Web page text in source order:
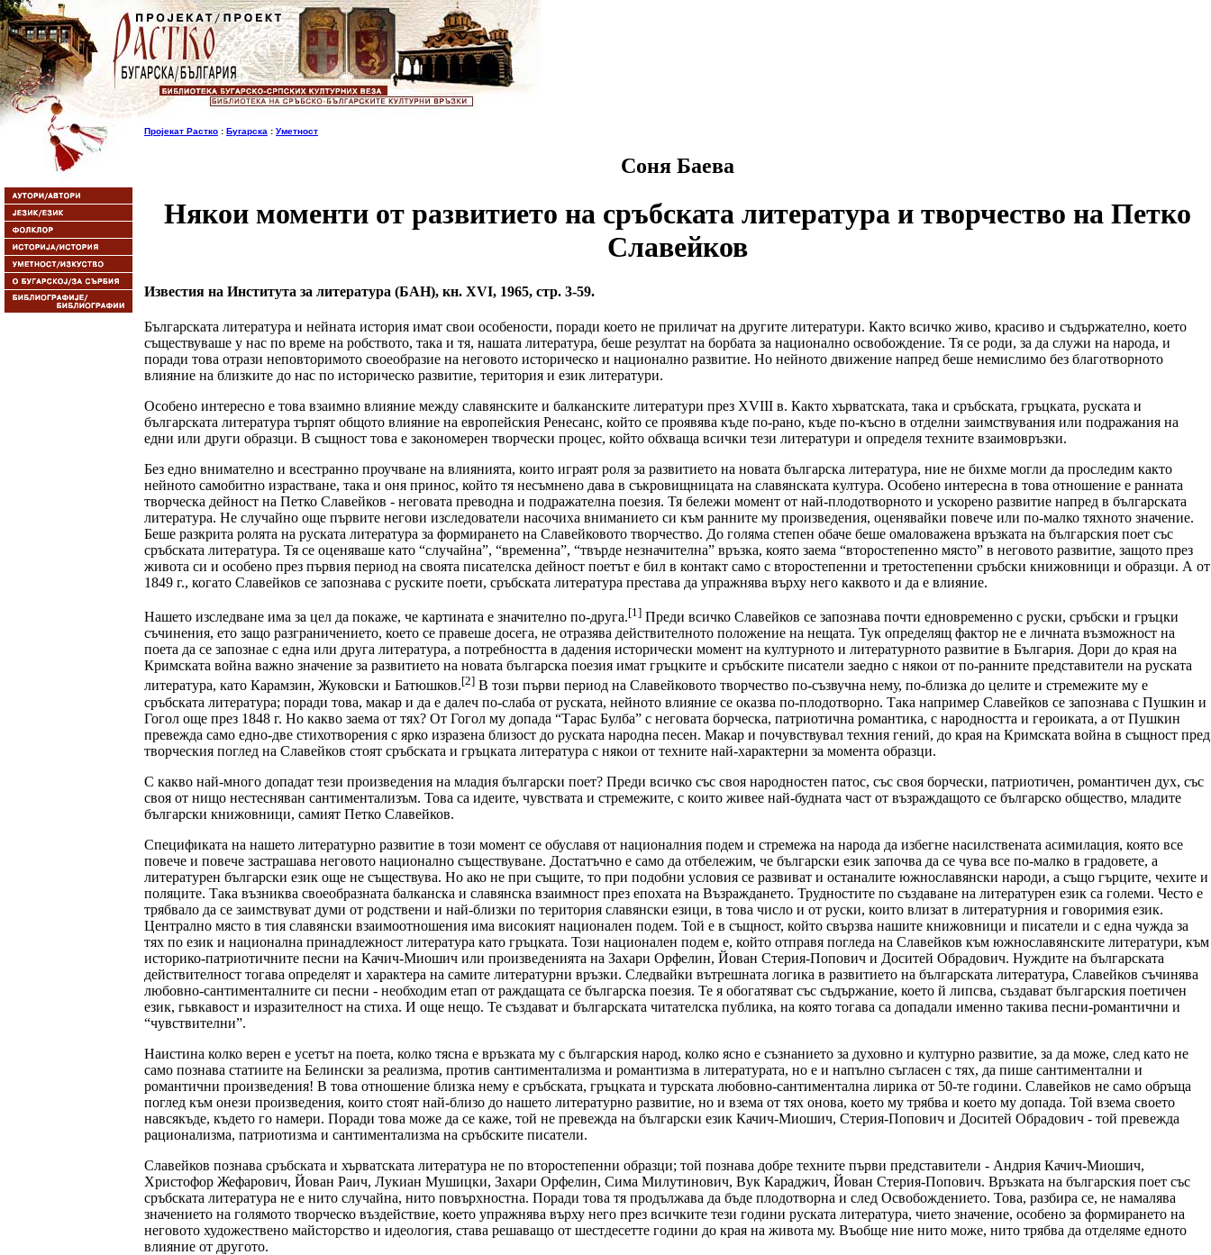
Пројекат Растко : Бугарска : Уметност
Соня Баева
Някои моменти от развитието на сръбската литература и творчество на Петко
Славейков
Известия на Института за литература (БАН), кн. XVI, 1965, стр. 3-59.
Българската литература и нейната история имат свои особености, поради което не приличат на другите литератури. Както всичко живо, красиво и съдържателно, което
съществуваше у нас по време на робството, така и тя, нашата литература, беше резултат на борбата за национално освобождение. Тя се роди, за да служи на народа, и
поради това отрази неповторимото своеобразие на неговото историческо и национално развитие. Но нейното движение напред беше немислимо без благотворното
влияние на близките до нас по историческо развитие, територия и език литератури.
Особено интересно е това взаимно влияние между славянските и балканските литератури през XVIII в. Както хърватската, така и сръбската, гръцката, руската и
българската литература търпят общото влияние на европейския Ренесанс, който се проявява къде по-рано, къде по-късно в отделни заимствувания или подражания на
едни или други образци. В същност това е закономерен творчески процес, който обхваща всички тези литератури и определя техните взаимовръзки.
Без едно внимателно и всестранно проучване на влиянията, които играят роля за развитието на новата българска литература, ние не бихме могли да проследим както
нейното самобитно израстване, така и оня принос, който тя несъмнено дава в съкровищницата на славянската култура. Особено интересна в това отношение е ранната
творческа дейност на Петко Славейков - неговата преводна и подражателна поезия. Тя бележи момент от най-плодотворното и ускорено развитие напред в българската
литература. Не случайно още първите негови изследователи насочиха вниманието си към ранните му произведения, оценявайки повече или по-малко тяхното значение.
Беше разкрита ролята на руската литература за формирането на Славейковото творчество. До голяма степен обаче беше омаловажена връзката на българския поет със
сръбската литература. Тя се оценяваше като “случайна”, “временна”, “твърде незначителна” връзка, която заема “второстепенно място” в неговото развитие, защото през
живота си и особено през първия период на своята писателска дейност поетът е бил в контакт само с второстепенни и третостепенни сръбски книжовници и образци. А от
1849 г., когато Славейков се запознава с руските поети, сръбската литература престава да упражнява върху него каквото и да е влияние.
Нашето изследване има за цел да покаже, че картината е значително по-друга.[1] Преди всичко Славейков се запознава почти едновременно с руски, сръбски и гръцки
съчинения, ето защо разграничението, което се правеше досега, не отразява действителното положение на нещата. Тук определящ фактор не е личната възможност на
поета да се запознае с една или друга литература, а потребността в дадения исторически момент на културното и литературното развитие в България. Дори до края на
Кримската война важно значение за развитието на новата българска поезия имат гръцките и сръбските писатели заедно с някои от по-ранните представители на руската
литература, като Карамзин, Жуковски и Батюшков.[2] В този първи период на Славейковото творчество по-съзвучна нему, по-близка до целите и стремежите му е
сръбската литература; поради това, макар и да е далеч по-слаба от руската, нейното влияние се оказва по-плодотворно. Така например Славейков се запознава с Пушкин и
Гогол още през 1848 г. Но какво заема от тях? От Гогол му допада “Тарас Булба” с неговата борческа, патриотична романтика, с народността и героиката, а от Пушкин
превежда само едно-две стихотворения с ярко изразена близост до руската народна песен. Макар и почувствувал техния гений, до края на Кримската война в същност пред
творческия поглед на Славейков стоят сръбската и гръцката литература с някои от техните най-характерни за момента образци.
С какво най-много допадат тези произведения на младия български поет? Преди всичко със своя народностен патос, със своя борчески, патриотичен, романтичен дух, със
своя от нищо нестесняван сантиментализъм. Това са идеите, чувствата и стремежите, с които живее най-будната част от възраждащото се българско общество, младите
български книжовници, самият Петко Славейков.
Спецификата на нашето литературно развитие в този момент се обуславя от националния подем и стремежа на народа да избегне насилствената асимилация, която все
повече и повече застрашава неговото национално съществуване. Достатъчно е само да отбележим, че български език започва да се чува все по-малко в градовете, а
литературен български език още не съществува. Но ако не при същите, то при подобни условия се развиват и останалите южнославянски народи, а също гърците, чехите и
поляците. Така възниква своеобразната балканска и славянска взаимност през епохата на Възраждането. Трудностите по създаване на литературен език са големи. Често е
трябвало да се заимствуват думи от родствени и най-близки по територия славянски езици, в това число и от руски, които влизат в литературния и говоримия език.
Централно място в тия славянски взаимоотношения има високият национален подем. Той е в същност, който свързва нашите книжовници и писатели и с една чужда за
тях по език и национална принадлежност литература като гръцката. Този национален подем е, който отправя погледа на Славейков към южнославянските литератури, към
историко-патриотичните песни на Качич-Миошич или произведенията на Захари Орфелин, Йован Стерия-Попович и Доситей Обрадович. Нуждите на българската
действителност тогава определят и характера на самите литературни връзки. Следвайки вътрешната логика в развитието на българската литература, Славейков съчинява
любовно-сантименталните си песни - необходим етап от раждащата се българска поезия. Те я обогатяват със съдържание, което й липсва, създават българския поетичен
език, гьвкавост и изразителност на стиха. И още нещо. Те създават и българската читателска публика, на която тогава са допадали именно такива песни-романтични и
“чувствителни”.
Наистина колко верен е усетът на поета, колко тясна е връзката му с българския народ, колко ясно е съзнанието за духовно и културно развитие, за да може, след като не
само познава статиите на Белински за реализма, против сантиментализма и романтизма в литературата, но е и напълно съгласен с тях, да пише сантиментални и
романтични произведения! В това отношение близка нему е сръбската, гръцката и турската любовно-сантиментална лирика от 50-те години. Славейков не само обръща
поглед към онези произведения, които стоят най-близо до нашето литературно развитие, но и взема от тях онова, което му трябва и което му допада. Той взема своето
навсякъде, където го намери. Поради това може да се каже, той не превежда на български език Качич-Миошич, Стерия-Попович и Доситей Обрадович - той превежда
рационализма, патриотизма и сантиментализма на сръбските писатели.
Славейков познава сръбската и хърватската литература не по второстепенни образци; той познава добре техните първи представители - Андрия Качич-Миошич,
Христофор Жефарович, Йован Раич, Лукиан Мушицки, Захари Орфелин, Сима Милутинович, Вук Караджич, Йован Стерия-Попович. Връзката на българския поет със
сръбската литература не е нито случайна, нито повърхностна. Поради това тя продължава да бъде плодотворна и след Освобождението. Това, разбира се, не намалява
значението на голямото творческо въздействие, което упражнява върху него през всичките тези години руската литература, чието значение, особено за формирането на
неговото художествено майсторство и идеология, става решаващо от шестдесетте години до края на живота му. Въобще ние нито може, нито трябва да отделяме едното
влияние от другото.